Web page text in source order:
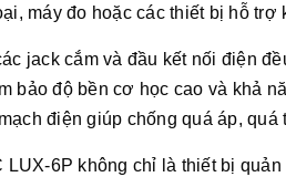
máy đo hoặc các thiết bị hỗ trợ
jack cắm và đầu kết nối điện
bảo độ bền cơ học cao và khả
điện giúp chống quá áp,
LUX-6P không chỉ là thiết bị